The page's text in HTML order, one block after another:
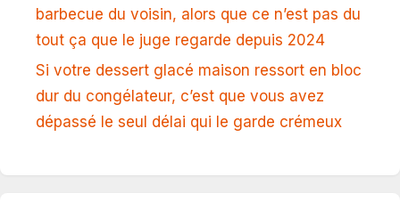
barbecue du voisin, alors que ce n’est pas du
tout ça que le juge regarde depuis 2024
Si votre dessert glacé maison ressort en bloc
dur du congélateur, c’est que vous avez
dépassé le seul délai qui le garde crémeux